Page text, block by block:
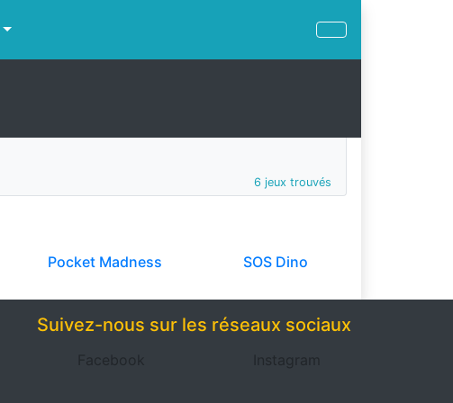
6 jeux trouvés
Pocket Madness SOS Dino
Suivez-nous sur les réseaux sociaux
Facebook Instagram